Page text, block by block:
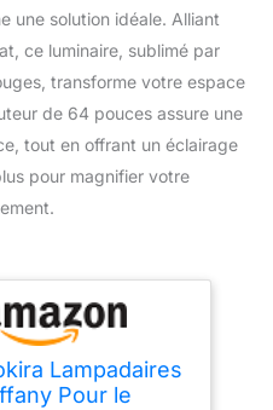
une solution idéale. Alliant
ce luminaire, sublimé par
transforme votre espace
de 64 pouces assure une
tout en offrant un éclairage
pour magnifier votre
Lampadaires
Pour le